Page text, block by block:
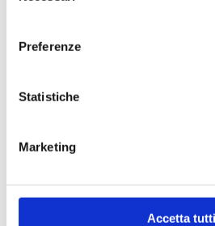
Preferenze
Statistiche
Marketing
Accetta tutti